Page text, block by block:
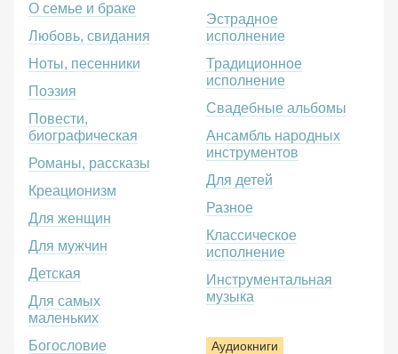
О семье и браке
Любовь, свидания
Ноты, песенники
Поэзия
Повести,
биографическая
Романы, рассказы
Креационизм
Для женщин
Для мужчин
Детская
Для самых
маленьких
Богословие
Эстрадное
исполнение
Традиционное
исполнение
Свадебные альбомы
Ансамбль народных
инструментов
Для детей
Разное
Классическое
исполнение
Инструментальная
музыка
Аудиокниги